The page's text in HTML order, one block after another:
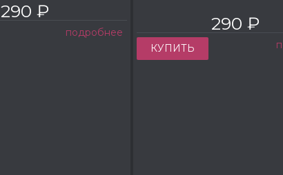
290 ₽
подробнее 290 ₽
КУПИТЬ